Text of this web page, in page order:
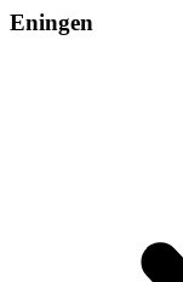
Eningen